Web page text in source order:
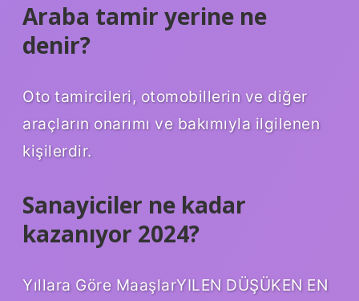
Araba tamir yerine ne
denir?
Oto tamircileri, otomobillerin ve diğer
araçların onarımı ve bakımıyla ilgilenen
kişilerdir.
Sanayiciler ne kadar
kazanıyor 2024?
Yıllara Göre MaaşlarYILEN DÜŞÜKEN EN